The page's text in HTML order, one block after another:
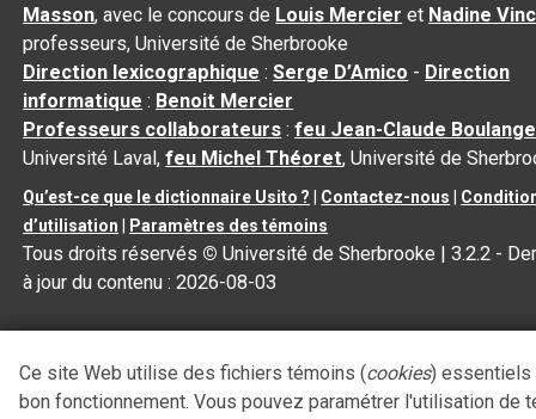
Masson, avec le concours de Louis Mercier et Nadine
professeurs, Université de Sherbrooke
Direction lexicographique :Serge D’Amico - Direction
informatique : Benoit Mercier
Professeurs collaborateurs :feu Jean-Claude
Université Laval,feu Michel Théoret, Université de
Qu’est-ce que le dictionnaire Usito ? Contactez-nous
d’utilisation
Paramètres des témoins
Tous droits réservés © Université de Sherbrooke |3.2.2 -
à jour du contenu :2026-08-03
Ce site Web utilise des fichiers témoins (cookies) essentiels
bon fonctionnement. Vous pouvez paramétrer l'utilisation de